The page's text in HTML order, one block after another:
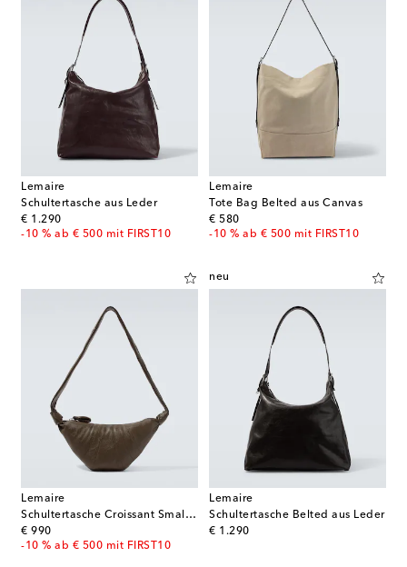
Lemaire
Schultertasche aus Leder
€ 1.290
original price
-10 % ab € 500 mit FIRST10
Lemaire
Tote Bag Belted aus Canvas
€ 580
original price
-10 % ab € 500 mit FIRST10
Lemaire
Schultertasche Croissant Small aus Leder
€ 990
original price
-10 % ab € 500 mit FIRST10
neu
Lemaire
Schultertasche Belted aus Leder
€ 1.290
original price